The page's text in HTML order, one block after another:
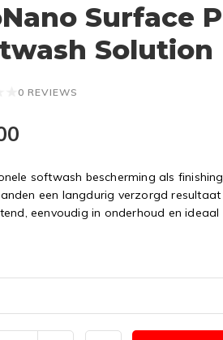
Surface
Solution
0 REVIEWS
softwash bescherming als
een langdurig verzorgd
eenvoudig in onderhoud en